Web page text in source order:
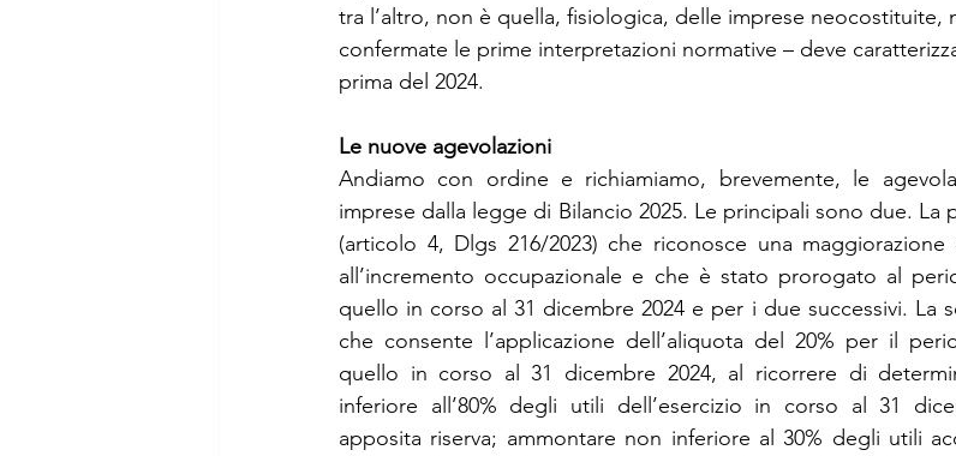
tra l’altro, non è quella, fisiologica, delle imprese neocostituite,
confermate le prime interpretazioni normative – deve
prima del 2024.
Le nuove agevolazioni
Andiamo con ordine e richiamiamo, brevemente, le
imprese dalla legge di Bilancio 2025. Le principali sono due. La
(articolo 4, Dlgs 216/2023) che riconosce una
all’incremento occupazionale e che è stato prorogato al
quello in corso al 31 dicembre 2024 e per i due successivi. La
che consente l’applicazione dell’aliquota del 20% per il
quello in corso al 31 dicembre 2024, al ricorrere di
inferiore all’80% degli utili dell’esercizio in corso al 31
apposita riserva; ammontare non inferiore al 30% degli utili